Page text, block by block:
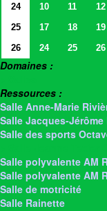
24
10 11 12
25
17 18 19
26
24 25 26
Domaines :
Ressources :
Salle Anne-Marie
Salle Jacques-
Salle des sports
Salle polyvalente AM
Salle polyvalente AM
Salle de motricité
Salle Rainette